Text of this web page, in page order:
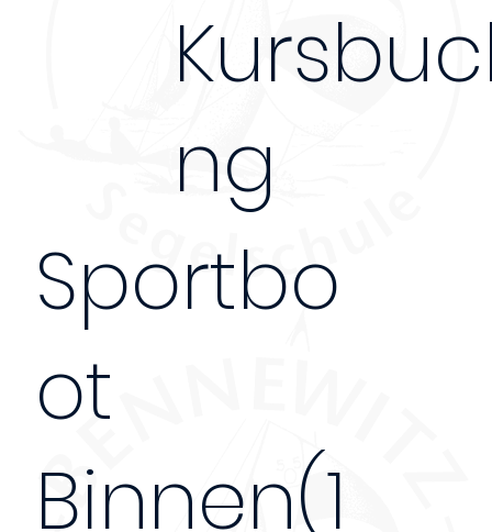
Sportbo
ot
Binnen(1
ng